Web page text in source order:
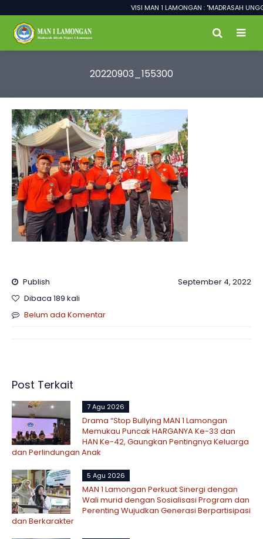
VISI MAN 1 LAMONGAN : "MADRASAH
20220903_155300
Publish
September 4, 2022
Dibaca 189 kali
Belum ada Komentar
Post Terkait
7 Agu 2026
Drama “Stop Bullying MAN 1 Lamongan
Memukau Puncak HARGANYA Ke-33 dan
HAN Ke-42, Gaungkan Pentingnya Keluarga
dan Perlindungan Anak
5 Agu 2026
MAN 1 Lamongan Perkuat Sinergi dengan
Wali murid dengan Sosialisasi Program dan
Perenting Wujudkan Generasi Berpartisipasi
dan Berkarakter